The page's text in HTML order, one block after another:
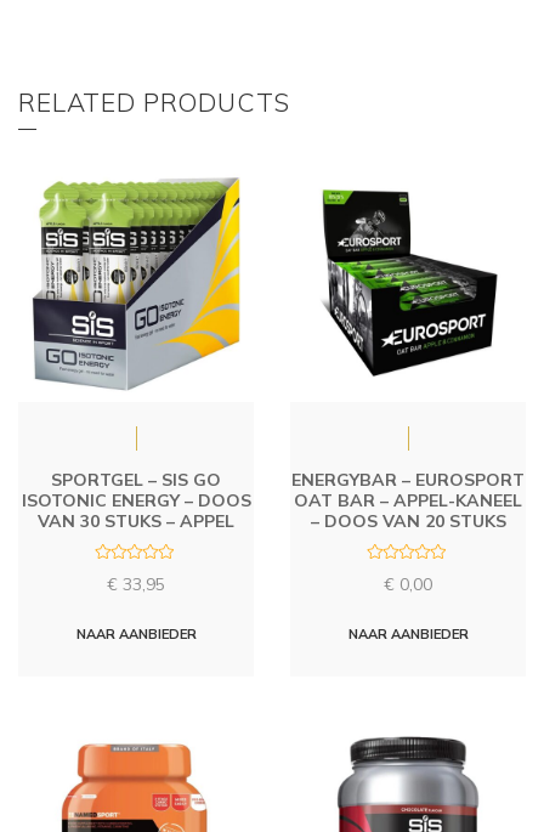
RELATED PRODUCTS
SPORTGEL – SIS GO
ISOTONIC ENERGY – DOOS
VAN 30 STUKS – APPEL
d
€ 33,95
NAAR AANBIEDER
ENERGYBAR – EUROSPORT
OAT BAR – APPEL-KANEEL
– DOOS VAN 20 STUKS
d
5
€ 0,00
NAAR AANBIEDER